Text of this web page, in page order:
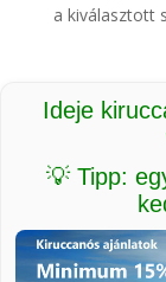
a kiválasztott
Ideje
💡 Tipp: